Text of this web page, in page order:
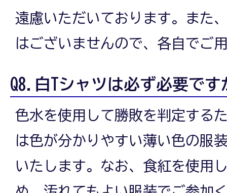
遠慮いただいております。また
はございませんので、各自でご
Q8.白Tシャツは必ず必要です
色水を使用して勝敗を判定する
は色が分かりやすい薄い色の服
いたします。なお、食紅を使用